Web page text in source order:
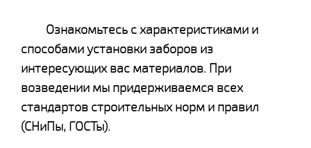
Ознакомьтесь с характеристиками и
способами установки заборов из
интересующих вас материалов. При
возведении мы придерживаемся всех
стандартов строительных норм и правил
(СНиПы, ГОСТы).